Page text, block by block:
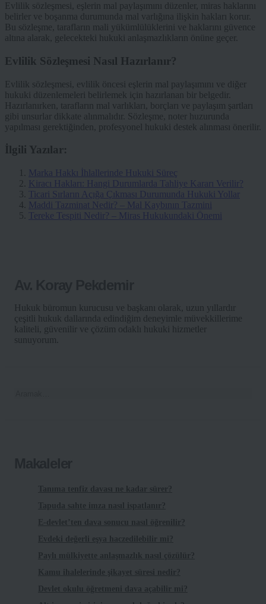
Evlilik sözleşmesi, eşlerin mal paylaşımını düzenler, miras haklarını
belirler ve boşanma durumunda mal varlığına ilişkin hakları korur.
Bu sözleşme, tarafların mali yükümlülüklerini ve haklarını güvence
altına alarak, gelecekteki hukuki anlaşmazlıkların önüne geçer.
Evlilik Sözleşmesi Nasıl Hazırlanır?
Evlilik sözleşmesi, evlilik öncesi eşlerin mal paylaşımını ve diğer
hukuki düzenlemeleri belirlemek için hazırlanan bir belgedir.
Hazırlanırken, tarafların mal varlıkları, borçları ve paylaşım şartları
gibi unsurlar dikkate alınmalıdır. Sözleşme, noter huzurunda
yapılması gerektiğinden, profesyonel hukuki destek alınması önerilir.
İlgili Yazılar:
Marka Hakkı İhlallerinde Hukuki Süreç
Kiracı Hakları: Hangi Durumlarda Tahliye Kararı Verilir?
Ticari Sırların Açığa Çıkması Durumunda Hukuki Yollar
Maddi Tazminat Nedir? – Mal Kaybının Tazmini
Tereke Tespiti Nedir? – Miras Hukukundaki Önemi
Hukuk büromun kurucusu ve başkanı olarak, uzun yıllardır
çeşitli hukuk dallarında edindiğim deneyimle müvekkillerime
kaliteli, güvenilir ve çözüm odaklı hukuki hizmetler
sunuyorum.